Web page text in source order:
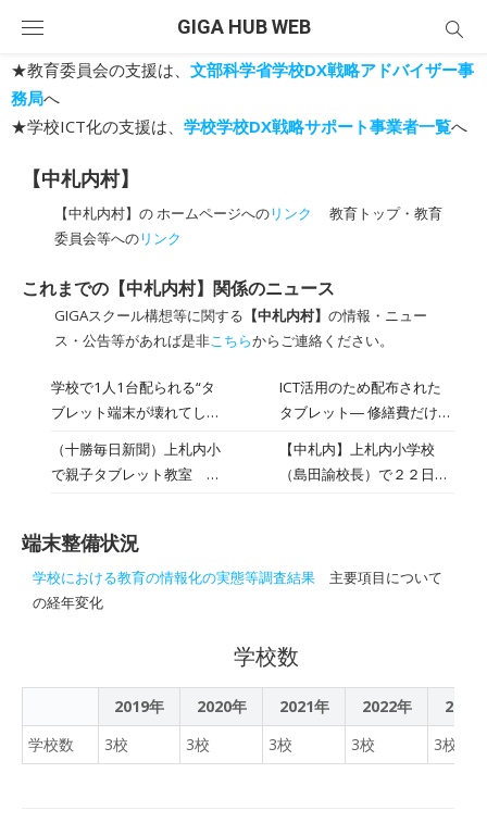
content
GIGA HUB WEB
★教育委員会の支援は、 文部科学省学校DX戦略アドバイザー事
務局へ
★学校ICT化の支援は、 学校学校DX戦略サポート事業者一覧へ
【中札内村】
【中札内村】の ホームページへのリンク
教育トップ・教育
委員会等へのリンク
これまでの【中札内村】関係のニュース
GIGAスクール構想等に関する 【中札内村】 の情報・ニュー
ス・公告等があれば是非こちらからご連絡ください。
学校で1人1台配られる“タ
ブレット端末が壊れてしま
の中学生たちが教育委員会
に解決策をプレゼン!
ICT活用のため配布された
タブレット― 修繕費だけで
巣」のような筋。 大きくひ
び割れたり、穴が開いたり
しまったのには理由があっ
業を受ける3年生。 ファイ
ルに筆箱、それにタブレッ
トで机の上はぎっしぎし。
「教科書とタブレットをど
っちも出すってなった時に
（十勝毎日新聞）上札内小
で親子タブレット教室 中
【中札内】上札内小学校
（島田諭校長）で２２日、
ット教室」が開かれた。
端末整備状況
学校における教育の情報化の実態等調査結果 主要項目について
の経年変化
学校数
2019年 2020年 2021年 2022年
2023
学校数
3校 3校 3校 3校 3校